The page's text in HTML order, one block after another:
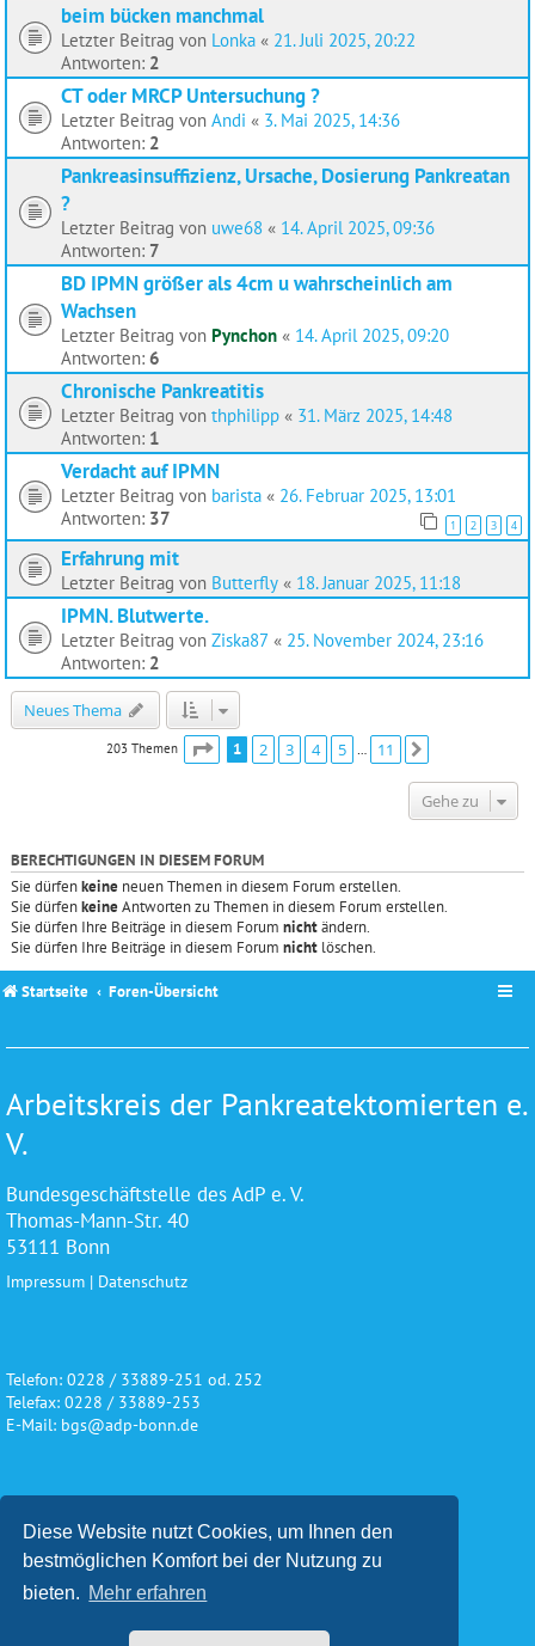
Diese Website nutzt Cookies, um Ihnen den
bestmöglichen Komfort bei der Nutzung zu
bieten. Mehr erfahren
beim bücken manchmal
Letzter Beitrag von Lonka « 21. Juli 2025, 20:22
Antworten: 2
CT oder MRCP Untersuchung ?
Letzter Beitrag von Andi « 3. Mai 2025, 14:36
Antworten: 2
Pankreasinsuffizienz, Ursache, Dosierung Pankreatan
?
Letzter Beitrag von uwe68 « 14. April 2025, 09:36
Antworten: 7
BD IPMN größer als 4cm u wahrscheinlich am
Wachsen
Letzter Beitrag von Pynchon « 14. April 2025, 09:20
Antworten: 6
Chronische Pankreatitis
Letzter Beitrag von thphilipp « 31. März 2025, 14:48
Antworten: 1
Verdacht auf IPMN
Letzter Beitrag von barista « 26. Februar 2025, 13:01
Antworten: 37 1 2 3 4
Erfahrung mit
Letzter Beitrag von Butterfly « 18. Januar 2025, 11:18
IPMN. Blutwerte.
Letzter Beitrag von Ziska87 « 25. November 2024, 23:16
Antworten: 2
Neues Thema
203 Themen Seite von
1 2 3 4 5 … 11
Gehe zu
BERECHTIGUNGEN IN DIESEM FORUM
Sie dürfenkeine neuen Themen in diesem Forum erstellen.
Sie dürfenkeineAntworten zu Themen in diesem Forum erstellen.
Sie dürfen Ihre Beiträge in diesem Forum nichtändern.
Sie dürfen Ihre Beiträge in diesem Forum nicht löschen.
Startseite Foren-Übersicht
Arbeitskreis der Pankreatektomierten e.
V.
Bundesgeschäftstelle des AdP e. V.
Thomas-Mann-Str. 40
53111 Bonn
Impressum | Datenschutz
Telefon: 0228 / 33889-251 od. 252
Telefax: 0228 / 33889-253
E-Mail: bgs@adp-bonn.de
Wir danken für die freundliche
Unterstützung und Förderung